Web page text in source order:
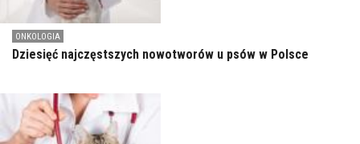
ONKOLOGIA
Dziesięć najczęstszych nowotworów u psów w Polsce